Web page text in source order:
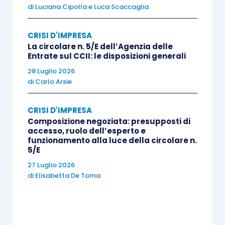
professionista incaricato nel redigere
revisori legali.
La nuova formulazione dell’art. 67, comma terzo,
lett. d) L.F. prevede inoltre che il
pertanto non può essere legato all’impresa
committenteovvero a coloro che hanno
interesse all’operazione di risanamento,
ristrutturazione del debito o concordato da
rapporti di tipo personale
di Luciana Cipollae Luca Scaccaglia
CRISI D'IMPRESA
La circolare n. 5/E dell’Agenzia delle
Entrate sul CCII: le disposizioni generali
28 Luglio 2026
di Carlo Arsie
CRISI D'IMPRESA
Composizione negoziata: presupposti di
accesso, ruolo dell’esperto e
funzionamento alla luce della circolare n.
5/E
27 Luglio 2026
di Elisabetta De Toma